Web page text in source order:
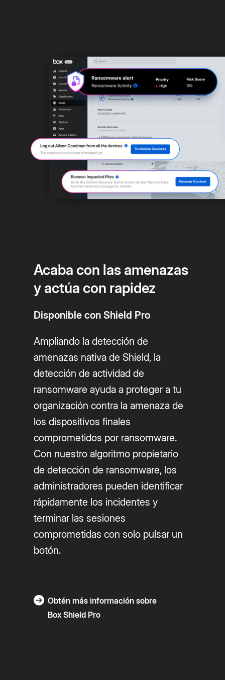
Acaba con las amenazas
y actúa con rapidez
Disponible con Shield Pro
Ampliando la detección de
amenazas nativa de Shield, la
detección de actividad de
ransomware ayuda a proteger a tu
organización contra la amenaza de
los dispositivos finales
comprometidos por ransomware.
Con nuestro algoritmo propietario
de detección de ransomware, los
administradores pueden identificar
rápidamente los incidentes y
terminar las sesiones
comprometidas con solo pulsar un
botón.
Obtén más información sobre
Box Shield Pro